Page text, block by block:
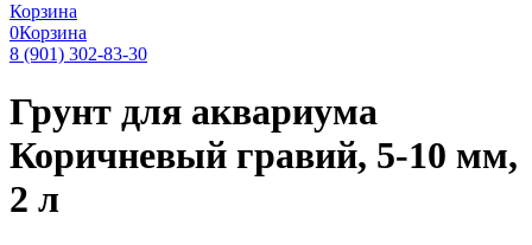
Корзина
0Корзина
8 (901) 302-83-30
Грунт для аквариума
Коричневый гравий, 5-10 мм,
2 л